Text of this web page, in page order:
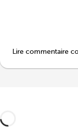
Lire commentaire